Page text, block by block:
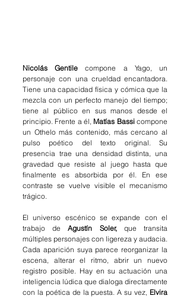
Nicolás Gentile compone a Yago, un
personaje con una crueldad encantadora.
Tiene una capacidad física y cómica que la
mezcla con un perfecto manejo del tiempo;
tiene al público en sus manos desde el
principio. Frente a él, Matías Bassi compone
un Othelo más contenido, más cercano al
pulso poético del texto original. Su
presencia trae una densidad distinta, una
gravedad que resiste al juego hasta que
finalmente es absorbida por él. En ese
contraste se vuelve visible el mecanismo
trágico.
El universo escénico se expande con el
trabajo de Agustín Soler, que transita
múltiples personajes con ligereza y audacia.
Cada aparición suya parece reorganizar la
escena, alterar el ritmo, abrir un nuevo
registro posible. Hay en su actuación una
inteligencia lúdica que dialoga directamente
con la poética de la puesta. A su vez, Elvira